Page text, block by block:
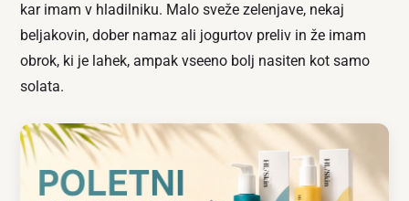
kar imam v hladilniku. Malo sveže zelenjave, nekaj
beljakovin, dober namaz ali jogurtov preliv in že imam
obrok, ki je lahek, ampak vseeno bolj nasiten kot samo
solata.